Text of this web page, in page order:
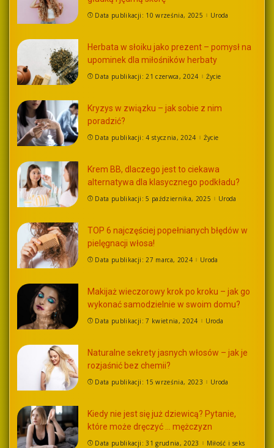
Data publikacji: 10 września, 2025 Uroda
Herbata w słoiku jako prezent – pomysł na
upominek dla miłośników herbaty
Data publikacji: 21 czerwca, 2024 Życie
Kryzys w związku – jak sobie z nim
poradzić?
Data publikacji: 4 stycznia, 2024 Życie
Krem BB, dlaczego jest to ciekawa
alternatywa dla klasycznego podkładu?
Data publikacji: 5 października, 2025 Uroda
TOP 6 najczęściej popełnianych błędów w
pielęgnacji włosa!
Data publikacji: 27 marca, 2024 Uroda
Makijaż wieczorowy krok po kroku – jak go
wykonać samodzielnie w swoim domu?
Data publikacji: 7 kwietnia, 2024 Uroda
Naturalne sekrety jasnych włosów – jak je
rozjaśnić bez chemii?
Data publikacji: 15 września, 2023 Uroda
Kiedy nie jest się już dziewicą? Pytanie,
które może dręczyć … mężczyzn
Data publikacji: 31 grudnia, 2023 Miłość i seks